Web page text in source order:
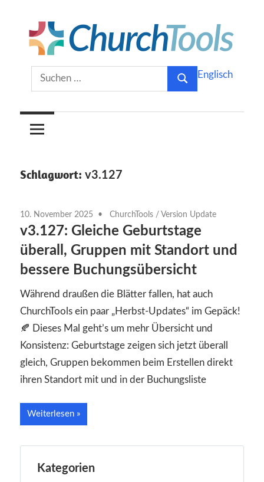
Inhalt
springen
ChurchTools
Blog
(Deutsch)
KircheSuchen
nach:
Suchen
Englisch
Schlagwort: v3.127
10. November 2025 ChurchTools / Version Update
v3.127: Gleiche Geburtstage
überall, Gruppen mit Standort und
bessere Buchungsübersicht
Während draußen die Blätter fallen, hat auch
ChurchTools ein paar „Herbst-Updates“ im Gepäck!
🍂 Dieses Mal geht’s um mehr Übersicht und
Konsistenz: Geburtstage zeigen sich jetzt überall
gleich, Gruppen bekommen beim Erstellen direkt
ihren Standort mit und in der Buchungsliste
Weiterlesen
Kategorien